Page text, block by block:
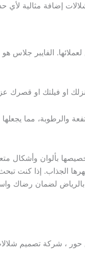
إضافة مثالية لأي
الفايبر جلاس
او فيلتك او قصرك
والرطوبة، مما يجعلها
بألوان وأشكال
الجذاب. إذا كنت
لضمان رضاك
، شركة تصميم